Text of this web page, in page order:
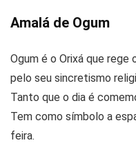
Amalá de Ogum
Ogum é o Orixá que rege
pelo seu sincretismo
Tanto que o dia é
Tem como símbolo a
feira.